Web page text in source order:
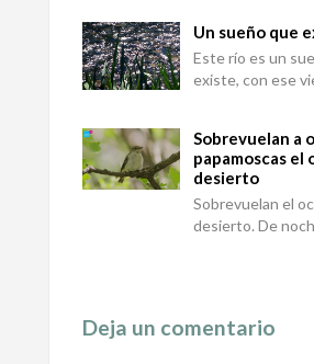
Un sueño que
Este río es un
existe, con ese
Sobrevuelan a
papamoscas el
desierto
Sobrevuelan el
desierto. De
Deja un comentario